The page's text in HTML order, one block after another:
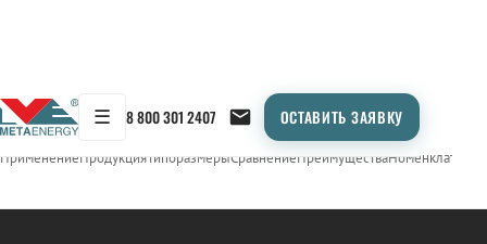
☰ 8 800 301 2407 ОСТАВИТЬ ЗАЯВКУ
← Продукция/ШИНОПРОВОД
ПрименениеПродукцияТипоразмерыСравнениеПреимуществаНоменклатура